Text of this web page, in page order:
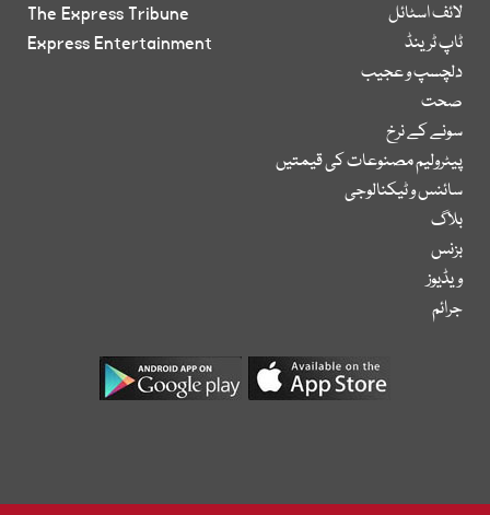
لائف اسٹائل
ٹاپ ٹرینڈ
دلچسپ و عجیب
صحت
سونے کے نرخ
پیٹرولیم مصنوعات کی قیمتیں
سائنس و ٹیکنالوجی
بلاگ
بزنس
ویڈیوز
جرائم
The Express Tribune
Express Entertainment